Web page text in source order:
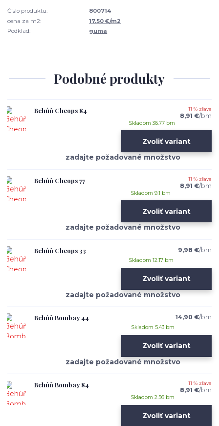
Číslo produktu:
800714
cena za m2:
17,50 €/m2
Podklad:
guma
Podobné produkty
Behúň Cheops 84 11 % zľava
8,91 €/bm
Skladom 36.77 bm
Zvoliť variant
Behúň Cheops 77 11 % zľava
8,91 €/bm
Skladom 9.1 bm
Zvoliť variant
Behúň Cheops 33 9,98 €/bm
Skladom 12.17 bm
Zvoliť variant
Behúň Bombay 44 14,90 €/bm
Skladom 5.43 bm
Zvoliť variant
Behúň Bombay 84 11 % zľava
8,91 €/bm
Skladom 2.56 bm
Zvoliť variant